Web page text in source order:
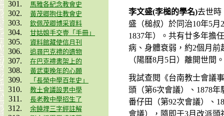
馬雅各紀念教會史
黃茂卿抱住教會史
欽佩茂卿博采資料
甘姑娘手交壹「手冊」
資料館藏使信月刊
追尋巴克禮的遺物
在巴克禮書架上的
黃武東晚年的心願
「長榮中學百年史」
教土會議設男中學
長老教中學招生了
余饒埋三字經註解
李文盛(李槌的學名)去世時
盛（槌叔）於同治10年5月
1837年）。共有廿多年擔
病、身體衰弱，約2個月前
（陽曆8月 5 日）離開世間。
我試查閱《台南教士會議
頭（第6次會議）、 1878年
番仔田（第92次會議）、
會議），隨即于3月改派頭